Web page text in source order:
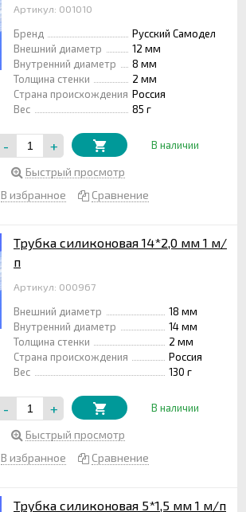
Артикул: 001010
Бренд
Русский Самодел
Внешний диаметр
12 мм
Внутренний диаметр
8 мм
Толщина стенки
2 мм
Страна происхождения Россия
Вес
85 г
- + В наличии
Быстрый просмотр
В избранное
Сравнение
Трубка силиконовая 14*2,0 мм 1 м/
п
Артикул: 000967
Внешний диаметр
18 мм
Внутренний диаметр
14 мм
Толщина стенки
2 мм
Страна происхождения
Россия
Вес
130 г
- + В наличии
Быстрый просмотр
В избранное
Сравнение
Трубка силиконовая 5*1,5 мм 1 м/п